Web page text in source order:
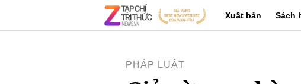
Xuất bản Sách
PHÁP LUẬT